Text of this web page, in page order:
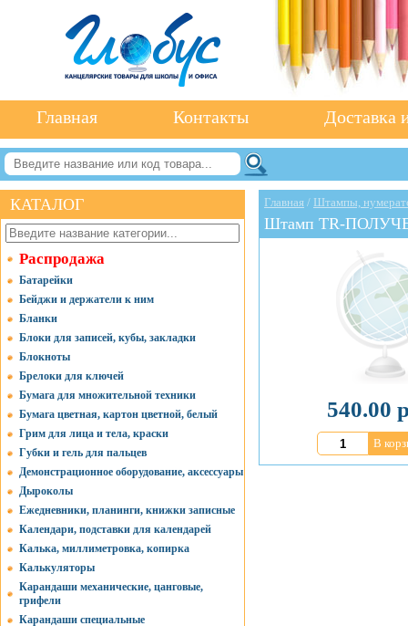
Главная Контакты Доставка
КАТАЛОГ
Распродажа
Батарейки
Бейджи и держатели к ним
Бланки
Блоки для записей, кубы, закладки
Блокноты
Брелоки для ключей
Бумага для множительной техники
Бумага цветная, картон цветной, белый
Грим для лица и тела, краски
Губки и гель для пальцев
Демонстрационное оборудование, аксессуары
Дыроколы
Ежедневники, планинги, книжки записные
Календари, подставки для календарей
Калька, миллиметровка, копирка
Калькуляторы
Карандаши механические, цанговые,
грифели
Карандаши специальные
Главная / Штампы,
Штамп TR-
540.00
В